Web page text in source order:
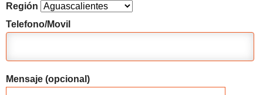
Región
Telefono/Movil
Mensaje (opcional)